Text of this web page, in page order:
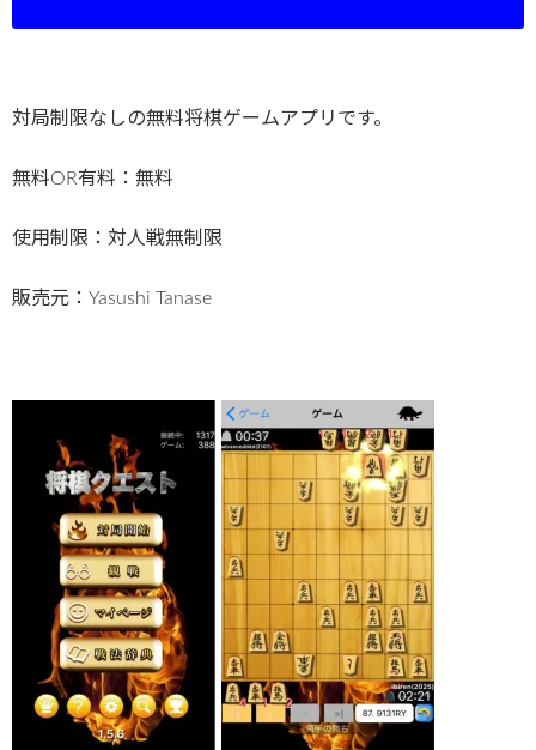
対局制限なしの無料将棋ゲームアプリです。
無料OR有料：無料
使用制限：対人戦無制限
販売元：Yasushi Tanase